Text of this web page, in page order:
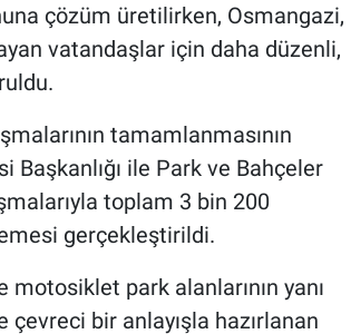
çözüm üretilirken, Osmangazi,
vatandaşlar için daha düzenli,
tamamlanmasının
Başkanlığı ile Park ve Bahçeler
toplam 3 bin 200
gerçekleştirildi.
park alanlarının yanı
çevreci bir anlayışla hazırlanan